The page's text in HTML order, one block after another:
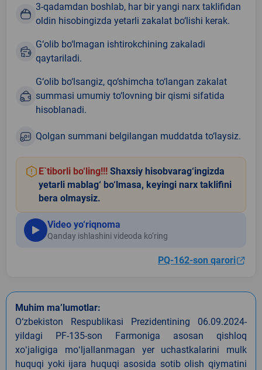
3-qadamdan boshlab, har bir yangi narx taklifidan
oldin hisobingizda yetarli zakalat bo‘lishi kerak.
G‘olib bo‘lmagan ishtirokchining zakaladi
qaytariladi.
G‘olib bo‘lsangiz, qo‘shimcha to‘langan zakalat
summasi umumiy to‘lovning bir qismi sifatida
hisoblanadi.
Qolgan summani belgilangan muddatda to‘laysiz.
E`tiborli bo‘ling!!! Shaxsiy hisobvarag‘ingizda
yetarli mablag‘ bo‘lmasa, keyingi narx taklifini
bera olmaysiz.
Video yo‘riqnoma
Qanday ishlashini videoda ko‘ring
PQ-162-son qarori
Muhim ma’lumotlar:
O‘zbekiston Respublikasi Prezidentining 06.09.2024-
yildagi PF-135-son Farmoniga asosan qishloq
xoʻjaligiga moʻljallanmagan yer uchastkalarini mulk
huquqi yoki ijara huquqi asosida sotib olish qiymatini